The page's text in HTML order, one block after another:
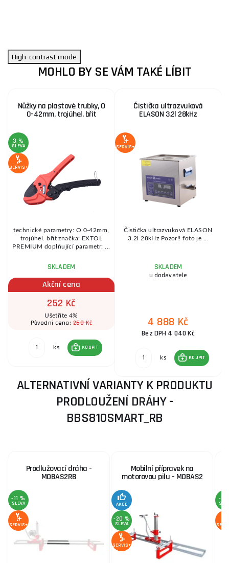
High-contrast mode
MOHLO BY SE VÁM TAKÉ LÍBIT
Nůžky na plastové trubky, O
0-42mm, trojúhel. břit
3 %
SLEVA
SERVIS+
technické parametry: O 0-42mm,
trojúhel. břit značka: EXTOL
PREMIUM doplňující parametr: ...
SKLADEM
Akční cena
252 Kč
Ušetříte 4%
Původní cena:260 Kč
ks KOUPIT
Čistička ultrazvuková
ELASON 3.2l 28kHz
SERVIS+
Čistička ultrazvuková ELASON
3.2l 28kHz Pozor!! foto je ...
SKLADEM
u dodavatele
4 888 Kč
Bez DPH 4 040 Kč
ks KOUPIT
ALTERNATIVNÍ VARIANTY K PRODUKTU
PRODLOUŽENÍ DRÁHY -
BBS810SMART_RB
Prodlužovací dráha -
MOBAS2RB
-11 %
SLEVA
SERVIS+
Mobilní přípravek na
motorovou pilu - MOBAS2
AKCE
-20 %
SLEVA
SERVIS+
-5